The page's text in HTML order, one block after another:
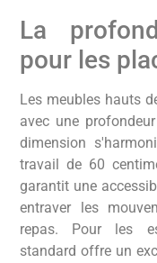
La
pour les
Les meubles hauts
avec une
dimension
travail de 60
garantit une
entraver les
repas. Pour les
standard offre un